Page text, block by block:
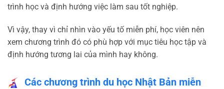
trình học và định hướng việc làm sau tốt nghiệp.
Vì vậy, thay vì chỉ nhìn vào yếu tố miễn phí, học viên nên
xem chương trình đó có phù hợp với mục tiêu học tập và
định hướng tương lai của mình hay không.
Các chương trình du học Nhật Bản miễn